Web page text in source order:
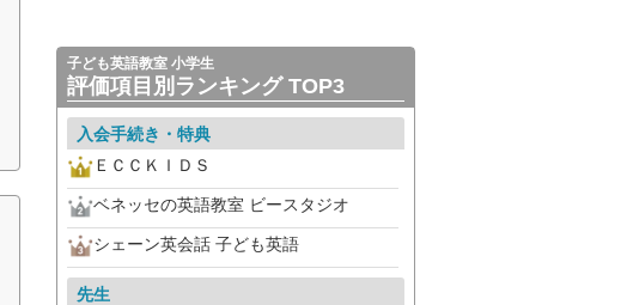
子ども英語教室 小学生
評価項目別ランキング TOP3
入会手続き・特典
ＥＣＣＫＩＤＳ
ベネッセの英語教室 ビースタジオ
シェーン英会話 子ども英語
先生